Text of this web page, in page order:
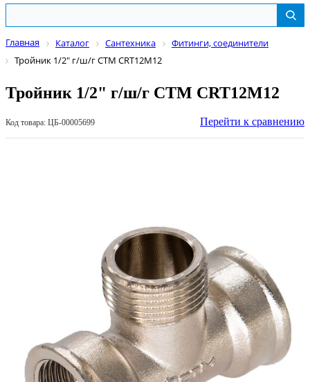
Главная Каталог Сантехника
Фитинги, соединители
Тройник 1/2" г/ш/г СТМ CRT12M12
Тройник 1/2" г/ш/г СТМ CRT12M12
Код товара: ЦБ-00005699 Перейти к сравнению